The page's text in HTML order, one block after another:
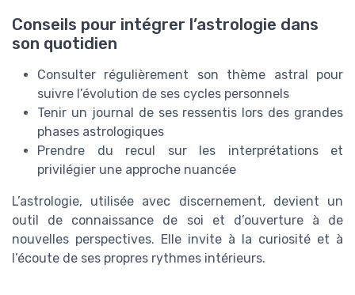
Conseils pour intégrer l’astrologie dans
son quotidien
Consulter régulièrement son thème astral pour
suivre l’évolution de ses cycles personnels
Tenir un journal de ses ressentis lors des grandes
phases astrologiques
Prendre du recul sur les interprétations et
privilégier une approche nuancée
L’astrologie, utilisée avec discernement, devient un
outil de connaissance de soi et d’ouverture à de
nouvelles perspectives. Elle invite à la curiosité et à
l’écoute de ses propres rythmes intérieurs.